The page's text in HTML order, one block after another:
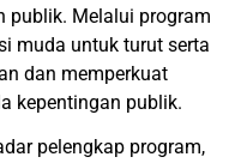
publik. Melalui program
muda untuk turut serta
dan memperkuat
kepentingan publik.
pelengkap program,